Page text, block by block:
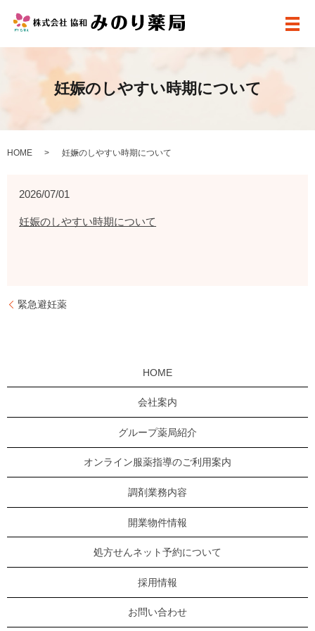
メ
妊娠のしやすい時期について
HOME 妊娠のしやすい時期について
2026/07/01
妊娠のしやすい時期について
緊急避妊薬
HOME
会社案内
グループ薬局紹介
オンライン服薬指導のご利用案内
調剤業務内容
開業物件情報
処方せんネット予約について
採用情報
お問い合わせ